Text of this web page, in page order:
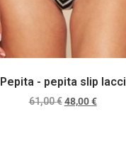
Pepita - pepita slip lacci
61,00€ 48,00€